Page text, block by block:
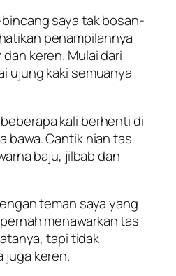
saya tak bosan-
penampilannya
dan keren. Mulai dari
ujung kaki semuanya
kali berhenti di
bawa. Cantik nian tas
baju, jilbab dan
teman saya yang
menawarkan tas
tapi tidak
juga keren.